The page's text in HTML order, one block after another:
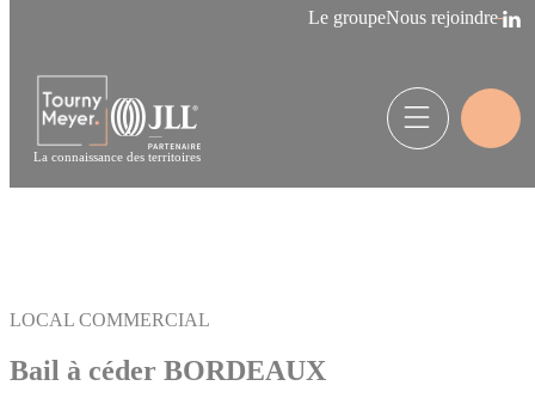
Le groupeNous rejoindre
La connaissance des territoires
LOCAL COMMERCIAL
Bail à céder BORDEAUX